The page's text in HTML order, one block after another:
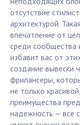
отсутствие
архитектурой.
впечатление от
среди сообщества
избавит вас от
создание вывески
фрилансеры,
не только
преимущества
надежность — все